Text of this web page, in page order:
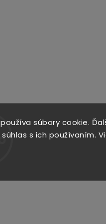
súbory cookie.
s ich používaním.